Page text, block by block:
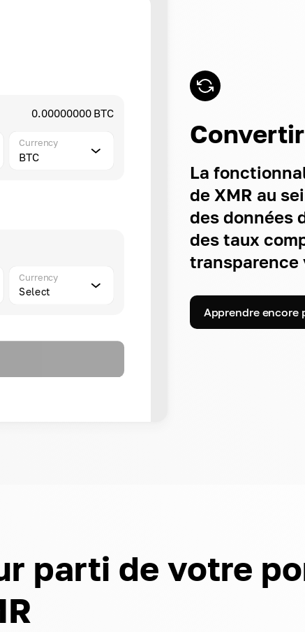
La
de XMR au
des données
des taux
Apprendre encore
0.00000000 BTC
Currency
BTC
Currency
Select
parti de votre